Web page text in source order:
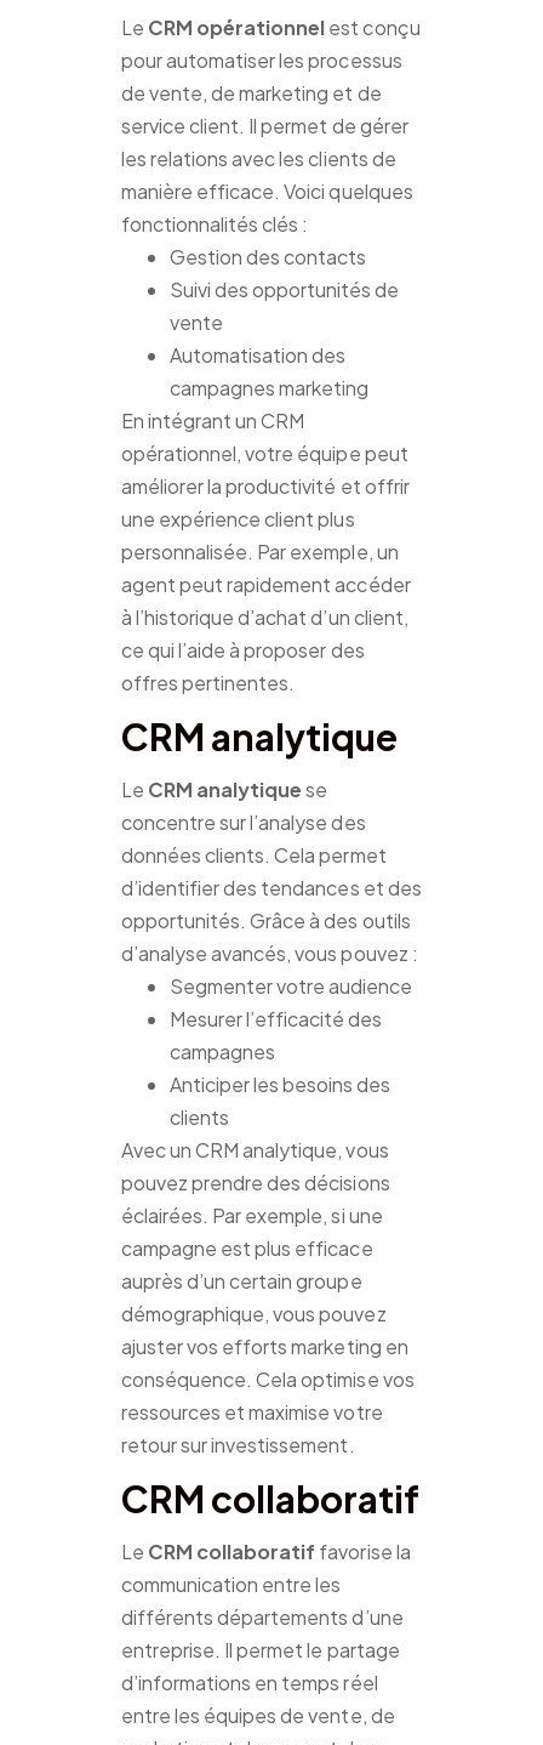
Le CRM opérationnelest conçu
pour automatiser les processus
de vente, de marketing et de
service client. Il permet de gérer
les relations avec les clients de
manière efficace. Voici quelques
fonctionnalités clés :
Gestion des contacts
Suivi des opportunités de
vente
Automatisation des
campagnes marketing
En intégrant un CRM
opérationnel, votre équipe peut
améliorer la productivité et offrir
une expérience client plus
personnalisée. Par exemple, un
agent peut rapidement accéder
à l’historique d’achat d’un client,
ce qui l’aide à proposer des
offres pertinentes.
CRM analytique
Le CRM analytiquese
concentre sur l’analyse des
données clients. Cela permet
d’identifier des tendances et des
opportunités. Grâce à des outils
d’analyse avancés, vous pouvez :
Segmenter votre audience
Mesurer l’efficacité des
campagnes
Anticiper les besoins des
clients
Avec un CRM analytique, vous
pouvez prendre des décisions
éclairées. Par exemple, si une
campagne est plus efficace
auprès d’un certain groupe
démographique, vous pouvez
ajuster vos efforts marketing en
conséquence. Cela optimise vos
ressources et maximise votre
retour sur investissement.
CRM collaboratif
Le CRM collaboratif favorise la
communication entre les
différents départements d’une
entreprise. Il permet le partage
d’informations en temps réel
entre les équipes de vente, de